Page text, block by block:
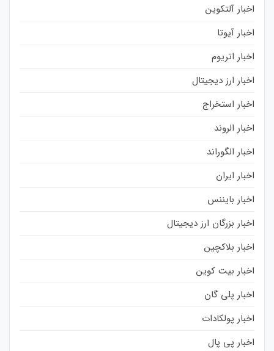
اخبار آلتکوین
اخبار آیوتا
اخبار اتریوم
اخبار ارز دیجیتال
اخبار استخراج
اخبار الروند
اخبار الگوراند
اخبار ایران
اخبار بایننس
اخبار بزرگان ارز دیجیتال
اخبار بلاکچین
اخبار بیت کوین
اخبار پلی گان
اخبار پولکادات
اخبار پی پال